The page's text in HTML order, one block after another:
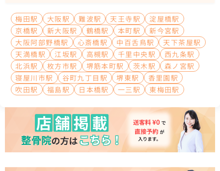
梅田駅 大阪駅 難波駅 天王寺駅
淀屋橋駅
京橋駅
新大阪駅 鶴橋駅 本町駅
新今宮駅
大阪阿部野橋駅
心斎橋駅 中百舌鳥駅
天下茶屋駅
天満橋駅
江坂駅 高槻駅 千里中央駅
西九条駅
北浜駅
枚方市駅 堺筋本町駅 茨木駅
森ノ宮駅
寝屋川市駅
谷町九丁目駅 堺東駅
香里園駅
吹田駅
福島駅 日本橋駅 一三駅 東梅田駅